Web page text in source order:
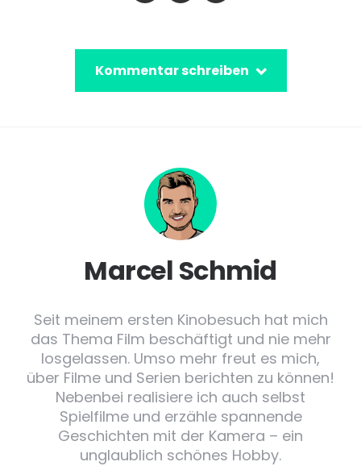
Kommentar schreiben
Marcel Schmid
Seit meinem ersten Kinobesuch hat mich
das Thema Film beschäftigt und nie mehr
losgelassen. Umso mehr freut es mich,
über Filme und Serien berichten zu können!
Nebenbei realisiere ich auch selbst
Spielfilme und erzähle spannende
Geschichten mit der Kamera – ein
unglaublich schönes Hobby.